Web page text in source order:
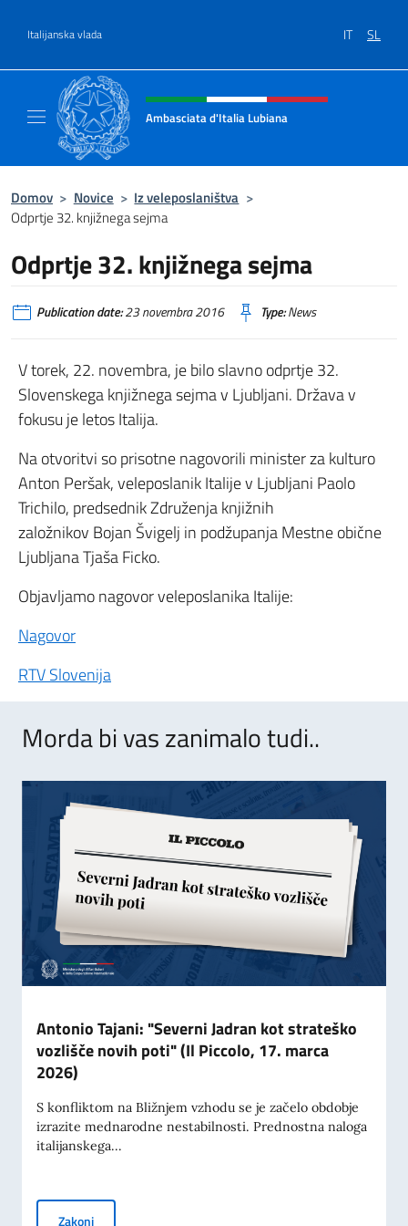
Italijanska vlada IT SL
Glava spletnega mesta,
Ambasciata d'Italia Lubiana
Domov > Novice > Iz veleposlaništva >
Odprtje 32. knjižnega sejma
Odprtje 32. knjižnega sejma
Publication date:23 novembra 2016 Type:News
V torek, 22. novembra, je bilo slavno odprtje 32.
Slovenskega knjižnega sejma v Ljubljani. Država v
fokusu je letos Italija.
Na otvoritvi so prisotne nagovorili minister za kulturo
Anton Peršak, veleposlanik Italije v Ljubljani Paolo
Trichilo, predsednik Združenja knjižnih
založnikov Bojan Švigelj in podžupanja Mestne obične
Ljubljana Tjaša Ficko.
Objavljamo nagovor veleposlanika Italije:
Nagovor
RTV Slovenija
Morda bi vas zanimalo tudi..
Antonio Tajani: "Severni Jadran kot strateško
vozlišče novih poti" (Il Piccolo, 17. marca
2026)
S konfliktom na Bližnjem vzhodu se je začelo obdobje
izrazite mednarodne nestabilnosti. Prednostna naloga
italijanskega...
ZakoniAntonio Tajani: "Severni Jadran kot strateško vozlišče